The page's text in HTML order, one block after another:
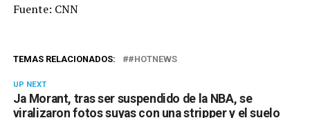
Fuente: CNN
TEMAS RELACIONADOS: #HOTNEWS
UP NEXT
Ja Morant, tras ser suspendido de la NBA, se
viralizaron fotos suyas con una stripper y el suelo